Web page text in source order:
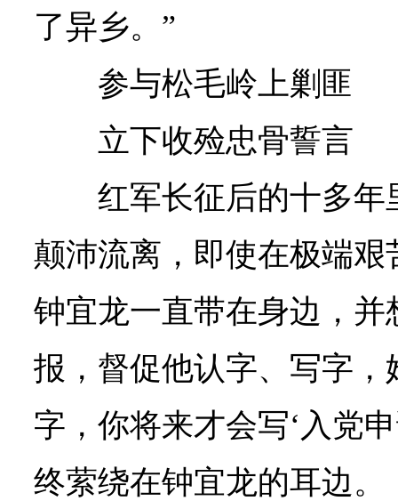
了异乡。”
参与松毛岭上剿匪
立下收殓忠骨誓言
红军长征后的十多
颠沛流离，即使在极端
钟宜龙一直带在身边，
报，督促他认字、写字，
字，你将来才会写‘入党
终萦绕在钟宜龙的耳边。